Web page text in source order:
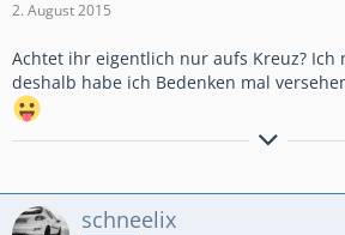
2. August 2015
Achtet ihr eigentlich nur aufs Kreuz? Ich
deshalb habe ich Bedenken mal
schneelix